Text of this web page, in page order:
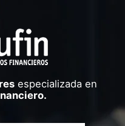
especializada en